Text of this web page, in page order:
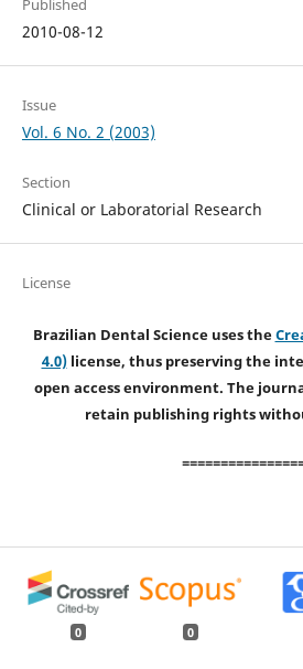
Published
2010-08-12
Issue
Vol. 6 No. 2 (2003)
Section
Clinical or Laboratorial Research
License
Brazilian Dental Science uses the
4.0)license, thus preserving the
open access environment. The
retain publishing rights
0 0